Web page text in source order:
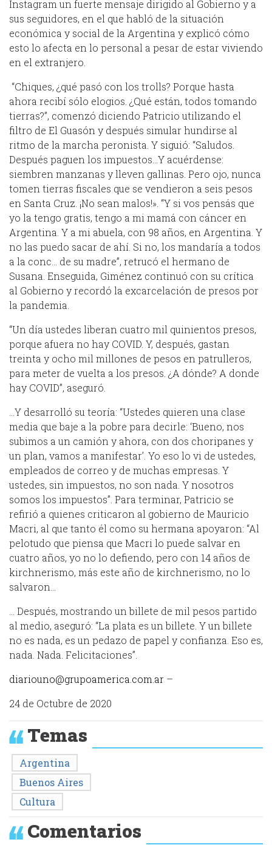
Instagram un fuerte mensaje dirigido al Gobierno y a
sus seguidores, en el que habló de la situación
económica y social de la Argentina y explicó cómo
esto lo afecta en lo personal a pesar de estar viviendo
en el extranjero.
“Chiques, ¿qué pasó con los trolls? Porque hasta
ahora recibí sólo elogios. ¿Qué están, todos tomando
tierras?”, comenzó diciendo Patricio utilizando el
filtro de El Guasón y después simular hundirse al
ritmo de la marcha peronista. Y siguió: “Saludos.
Después paguen los impuestos…Y acuérdense:
siembren manzanas y lleven gallinas. Pero ojo, nunca
tomen tierras fiscales que se vendieron a seis pesos
en Santa Cruz. ¡No sean malos!». “Y si vos pensás que
yo la tengo gratis, tengo a mi mamá con cáncer en
Argentina. Y a mi abuela, con 98 años, en Argentina. Y
no las puedo sacar de ahí. Si no, los mandaría a todos
a la conc… de su madre”, retrucó el hermano de
Susana. Enseguida, Giménez continuó con su crítica
al Gobierno y recordó la excarcelación de presos por
la pandemia.
“Un día ustedes liberan cuatro mil quinientos presos,
porque afuera no hay COVID. Y, después, gastan
treinta y ocho mil millones de pesos en patrulleros,
para meter de vuelta a los presos. ¿A dónde? A donde
hay COVID”, aseguró.
…Y desarrolló su teoría: “Ustedes quieren una clase
media que baje a la pobre para decirle: ‘Bueno, nos
subimos a un camión y ahora, con dos choripanes y
un plan, vamos a manifestar’. Yo eso lo vi de ustedes,
empleados de correo y de muchas empresas. Y
ustedes, sin impuestos, no son nada. Y nosotros
somos los impuestos”. Para terminar, Patricio se
refirió a quienes criticaron al gobierno de Mauricio
Macri, al que tanto él como su hermana apoyaron: “Al
pelotudo que piensa que Macri lo puede salvar en
cuatro años, yo no lo defiendo, pero con 14 años de
kirchnerismo, más este año de kirchnerismo, no lo
salvaron…
… Después, mostrando un billete de mil pesos partido
al medio, aseguró: “La plata es un billete. Y un billete
no es nada, es un pedazo de papel y confianza. Eso es,
nada. Nada. Felicitaciones”.
diariouno@grupoamerica.com.ar –
24 de Octubre de 2020
Temas
Argentina
Buenos Aires
Cultura
Comentarios